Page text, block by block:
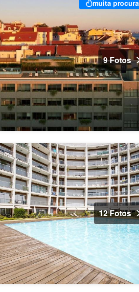
muita procura
9 Fotos
12 Fotos